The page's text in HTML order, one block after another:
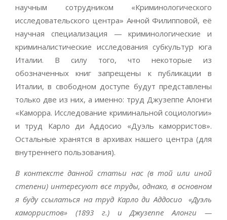
научным сотрудником «Криминологического
исследовательского центра» Анной Филипповой, её
научная специализация — криминологические и
криминалистические исследования субкультур юга
Италии. В силу того, что некоторые из
обозначенных книг запрещены к публикации в
Италии, в свободном доступе будут представлены
только две из них, а именно: труд Джузеппе Алонги
«Каморра. Исследование криминальной социологии»
и труд Карло ди Аддосио «Дуэль каморристов».
Остальные хранятся в архивах нашего центра (для
внутреннего пользования).
В контексте данной статьи нас (в той или иной
степени) интересуют все труды, однако, в основном
я буду ссылаться на труд Карло ди Аддосио «Дуэль
каморристов» (1893 г.) и Джузеппе Алонги —